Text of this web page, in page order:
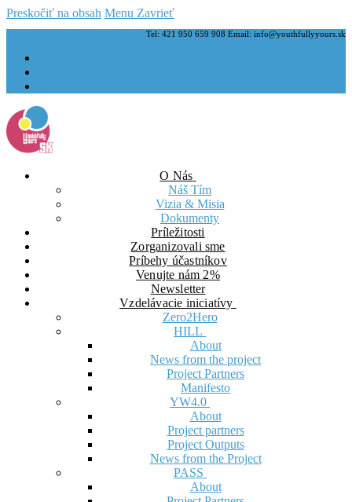
Preskočiť na obsah Menu Zavrieť
Tel: 421 950 659 908 Email: info@youthfullyyours.sk
O Nás
Náš Tím
Vizia & Misia
Dokumenty
Príležitosti
Zorganizovali sme
Príbehy účastníkov
Venujte nám 2%
Newsletter
Vzdelávacie iniciatívy
Zero2Hero
HILL
About
News from the project
Project Partners
Manifesto
YW4.0
About
Project partners
Project Outputs
News from the Project
PASS
About